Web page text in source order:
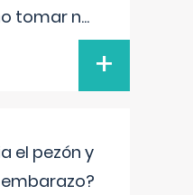
tomar n...
+
el pezón y